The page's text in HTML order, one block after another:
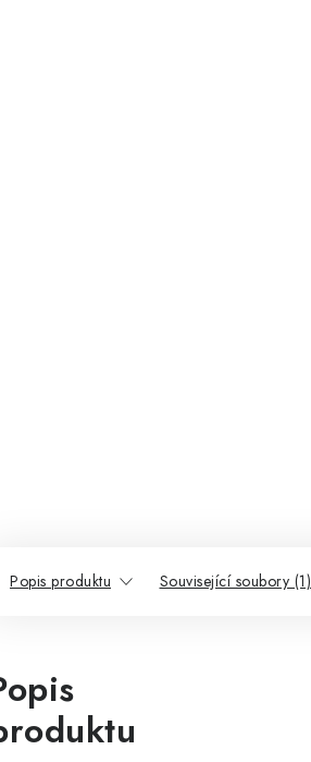
Popis produktu Související soubory (1)